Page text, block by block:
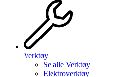
Verktøy
Se alle Verktøy
Elektroverktøy